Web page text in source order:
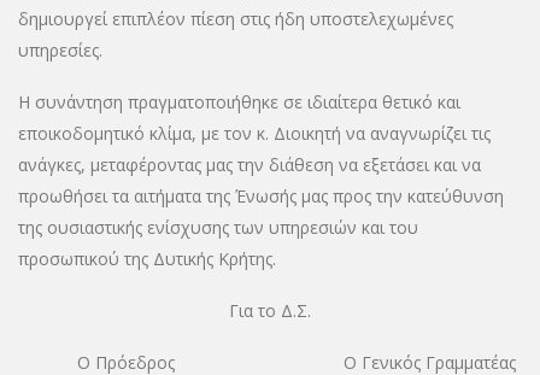
δημιουργεί επιπλέον πίεση στις ήδη υποστελεχωμένες
υπηρεσίες.
Η συνάντηση πραγματοποιήθηκε σε ιδιαίτερα θετικό και
εποικοδομητικό κλίμα, με τον κ. Διοικητή να αναγνωρίζει τις
ανάγκες, μεταφέροντας μας την διάθεση να εξετάσει και να
προωθήσει τα αιτήματα της Ένωσής μας προς την κατεύθυνση
της ουσιαστικής ενίσχυσης των υπηρεσιών και του
προσωπικού της Δυτικής Κρήτης.
Για το Δ.Σ.
Ο Πρόεδρος Ο Γενικός Γραμματέας